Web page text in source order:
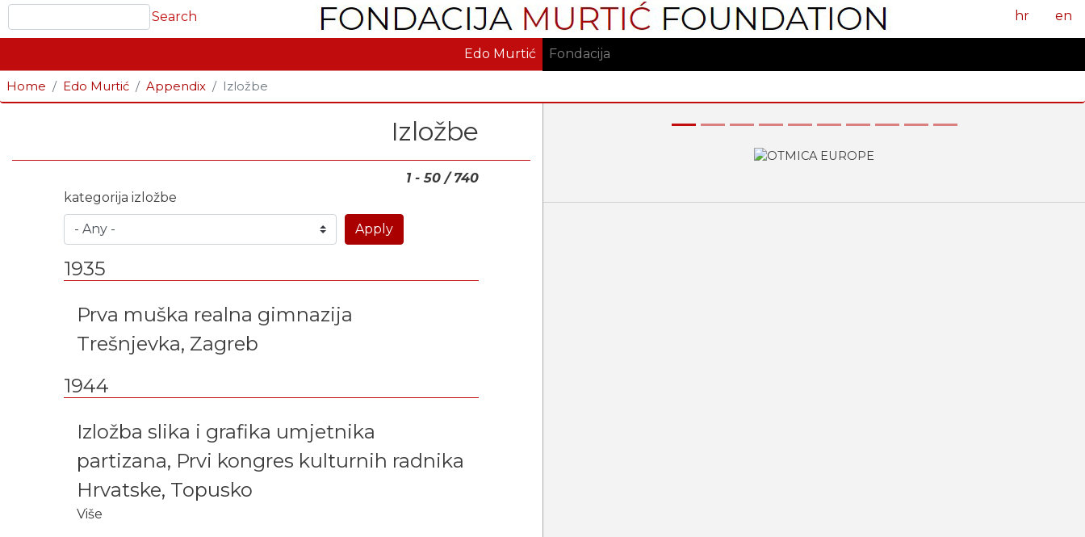
Skoči
na
glavni
sadržaj
Search hr en
Edo Murtić Fondacija
Home Edo Murtić Appendix Izložbe
Izložbe
1 - 50 / 740
kategorija izložbe
Apply
1935
Prva muška realna gimnazija
Trešnjevka, Zagreb
1944
Izložba slika i grafika umjetnika
partizana, Prvi kongres kulturnih radnika
Hrvatske, Topusko
Više